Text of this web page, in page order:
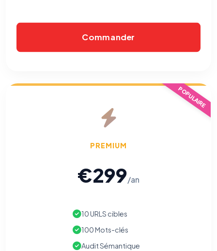
Commander
POPULAIRE
PREMIUM
€299/an
10 URLS cibles
100 Mots-clés
Audit Sémantique